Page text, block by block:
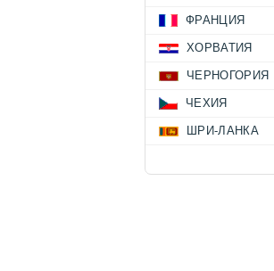
ФРАНЦИЯ
ХОРВАТИЯ
ЧЕРНОГОРИЯ
ЧЕХИЯ
ШРИ-ЛАНКА